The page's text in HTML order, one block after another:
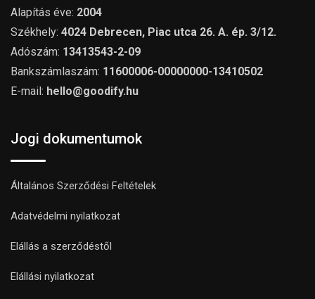
Alapítás éve: 2004
Székhely: 4024 Debrecen, Piac utca 26. A. ép. 3/12.
Adószám: 13413543-2-09
Bankszámlaszám: 11600006-00000000-13410502
E-mail: hello@goodify.hu
Jogi dokumentumok
Általános Szerződési Feltételek
Adatvédelmi nyilatkozat
Elállás a szerződéstől
Elállási nyilatkozat